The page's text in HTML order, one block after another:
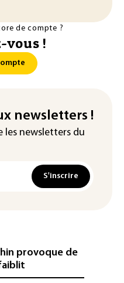
de compte ?
vous !
newsletters !
les newsletters du
S'inscrire
provoque de